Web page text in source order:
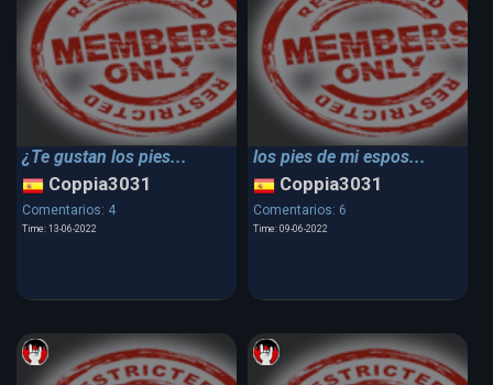
¿Te gustan los pies...
Coppia3031
Comentarios: 4
Time: 13-06-2022
los pies de mi espos...
Coppia3031
Comentarios: 6
Time: 09-06-2022